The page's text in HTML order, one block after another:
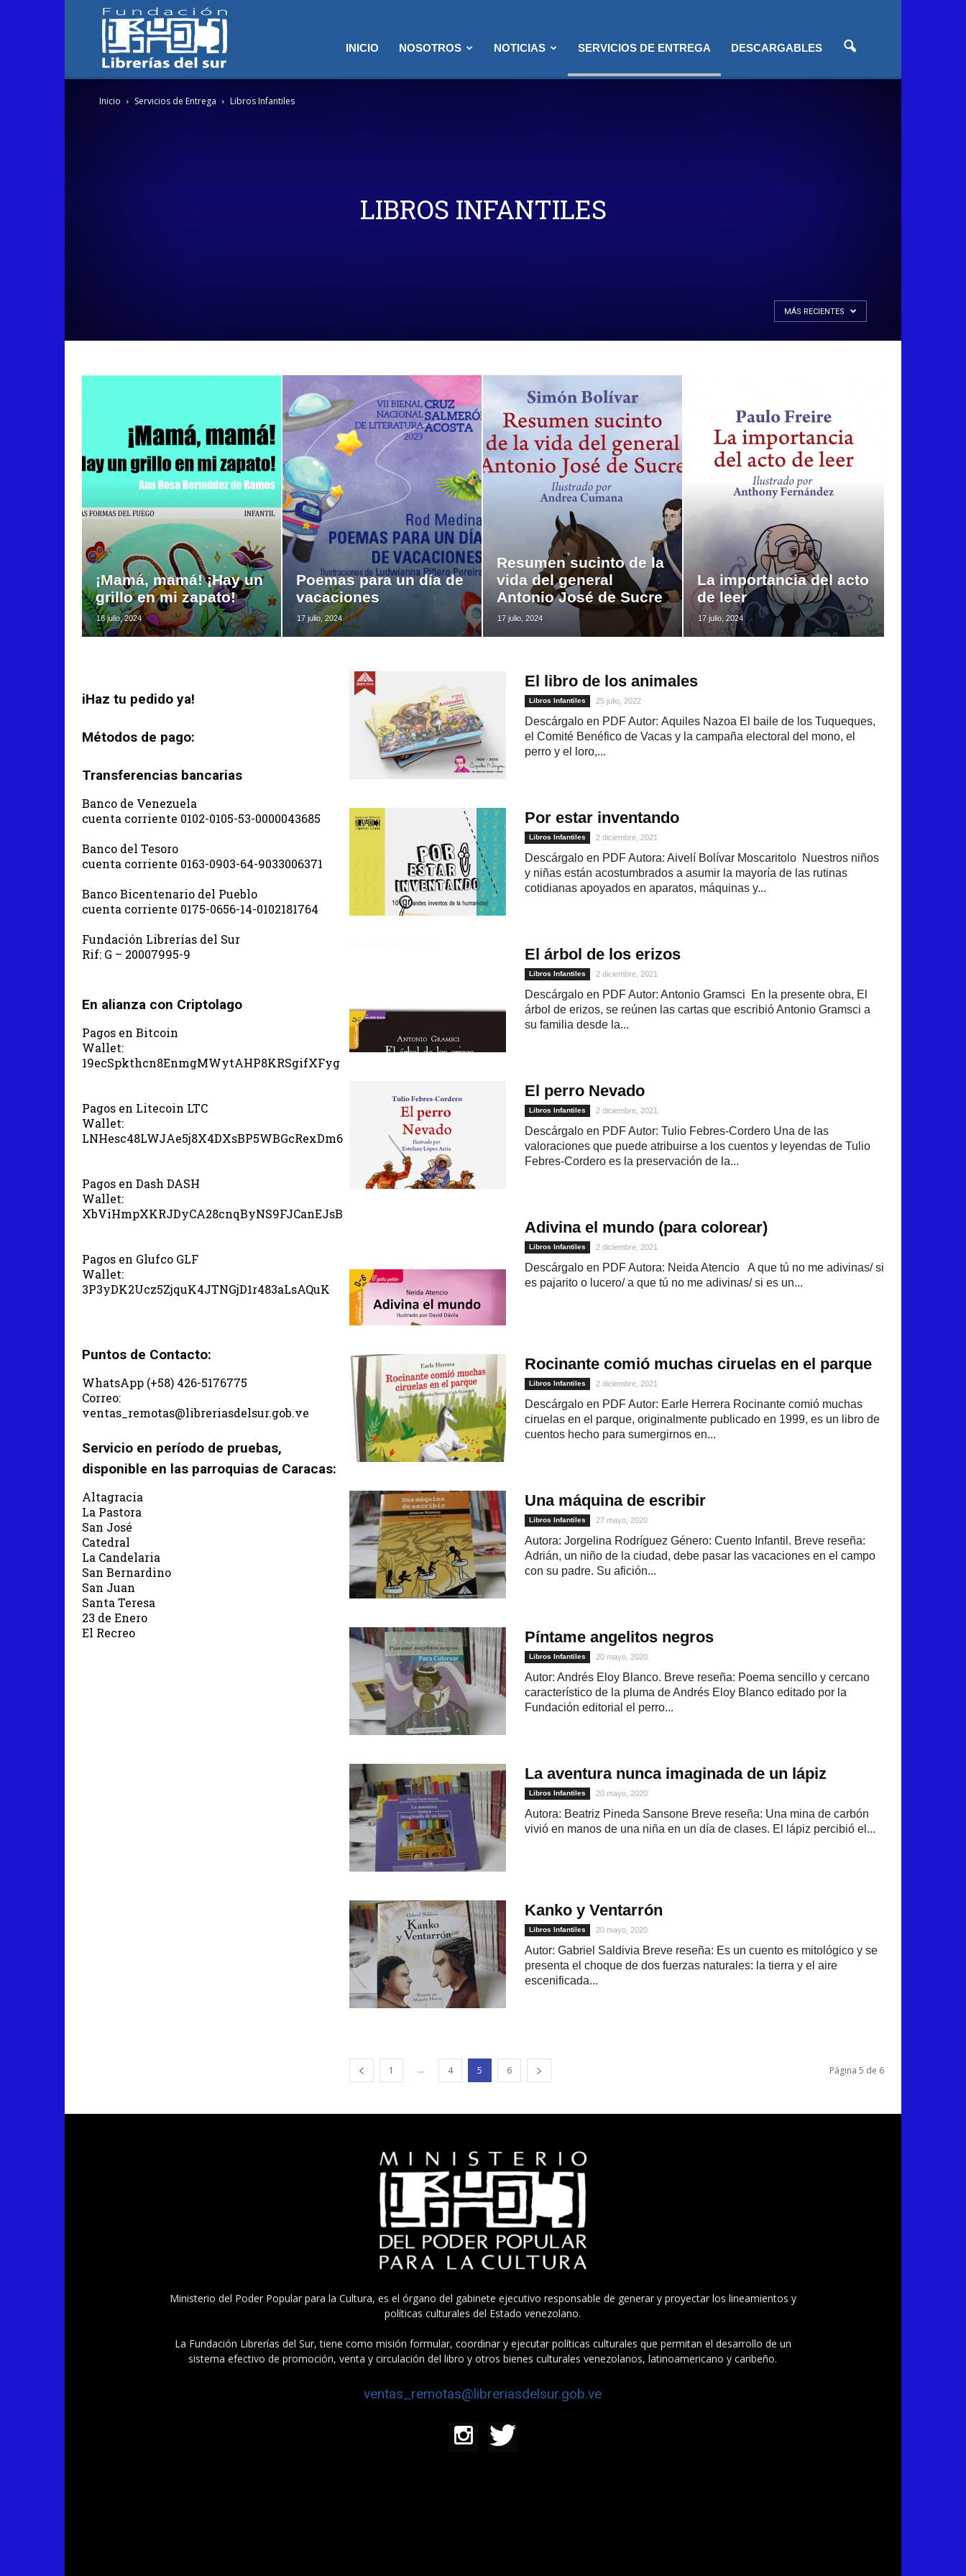
INICIO NOSOTROS NOTICIAS SERVICIOS DE ENTREGA DESCARGABLES
Inicio Servicios de Entrega Libros Infantiles
LIBROS INFANTILES
MÁS RECIENTES
¡Mamá, mamá! ¡Hay un
grillo en mi zapato!
18 julio, 2024
Poemas para un día de
vacaciones
17 julio, 2024
Resumen sucinto de la
vida del general
Antonio José de Sucre
17 julio, 2024
La importancia del acto
de leer
17 julio, 2024
El libro de los animales
Libros Infantiles 25 julio, 2022
Descárgalo en PDF Autor: Aquiles Nazoa El baile de los Tuqueques,
el Comité Benéfico de Vacas y la campaña electoral del mono, el
perro y el loro,...
Por estar inventando
Libros Infantiles 2 diciembre, 2021
Descárgalo en PDF Autora: Aivelí Bolívar Moscaritolo Nuestros niños
y niñas están acostumbrados a asumir la mayoría de las rutinas
cotidianas apoyados en aparatos, máquinas y...
El árbol de los erizos
Libros Infantiles 2 diciembre, 2021
Descárgalo en PDF Autor: Antonio Gramsci En la presente obra, El
árbol de erizos, se reúnen las cartas que escribió Antonio Gramsci a
su familia desde la...
El perro Nevado
Libros Infantiles 2 diciembre, 2021
Descárgalo en PDF Autor: Tulio Febres-Cordero Una de las
valoraciones que puede atribuirse a los cuentos y leyendas de Tulio
Febres-Cordero es la preservación de la...
Adivina el mundo (para colorear)
Libros Infantiles 2 diciembre, 2021
Descárgalo en PDF Autora: Neida Atencio A que tú no me adivinas/ si
es pajarito o lucero/ a que tú no me adivinas/ si es un...
Rocinante comió muchas ciruelas en el parque
Libros Infantiles 2 diciembre, 2021
Descárgalo en PDF Autor: Earle Herrera Rocinante comió muchas
ciruelas en el parque, originalmente publicado en 1999, es un libro de
cuentos hecho para sumergirnos en...
Una máquina de escribir
Libros Infantiles 27 mayo, 2020
Autora: Jorgelina Rodríguez Género: Cuento Infantil. Breve reseña:
Adrián, un niño de la ciudad, debe pasar las vacaciones en el campo
con su padre. Su afición...
Píntame angelitos negros
Libros Infantiles 20 mayo, 2020
Autor: Andrés Eloy Blanco. Breve reseña: Poema sencillo y cercano
característico de la pluma de Andrés Eloy Blanco editado por la
Fundación editorial el perro...
La aventura nunca imaginada de un lápiz
Libros Infantiles 20 mayo, 2020
Autora: Beatriz Pineda Sansone Breve reseña: Una mina de carbón
vivió en manos de una niña en un día de clases. El lápiz percibió el...
Kanko y Ventarrón
Libros Infantiles 20 mayo, 2020
Autor: Gabriel Saldivia Breve reseña: Es un cuento es mitológico y se
presenta el choque de dos fuerzas naturales: la tierra y el aire
escenificada...
1 ... 4 5 6 Página 5 de 6
iHaz tu pedido ya!
Métodos de pago:
Transferencias bancarias
Banco de Venezuela
cuenta corriente 0102-0105-53-0000043685
Banco del Tesoro
cuenta corriente 0163-0903-64-9033006371
Banco Bicentenario del Pueblo
cuenta corriente 0175-0656-14-0102181764
Fundación Librerías del Sur
Rif: G – 20007995-9
En alianza con Criptolago
Pagos en Bitcoin
Wallet:
19ecSpkthcn8EnmgMWytAHP8KRSgifXFyg
Pagos en Litecoin LTC
Wallet:
LNHesc48LWJAe5j8X4DXsBP5WBGcRexDm6
Pagos en Dash DASH
Wallet:
XbViHmpXKRJDyCA28cnqByNS9FJCanEJsB
Pagos en Glufco GLF
Wallet:
3P3yDK2Ucz5ZjquK4JTNGjD1r483aLsAQuK
Puntos de Contacto:
WhatsApp (+58) 426-5176775
Correo:
ventas_remotas@libreriasdelsur.gob.ve
Servicio en período de pruebas,
disponible en las parroquias de Caracas:
Altagracia
La Pastora
San José
Catedral
La Candelaria
San Bernardino
San Juan
Santa Teresa
23 de Enero
El Recreo
Ministerio del Poder Popular para la Cultura, es el órgano del gabinete ejecutivo responsable de generar y proyectar los lineamientos y
políticas culturales del Estado venezolano.
La Fundación Librerías del Sur, tiene como misión formular, coordinar y ejecutar políticas culturales que permitan el desarrollo de un
sistema efectivo de promoción, venta y circulación del libro y otros bienes culturales venezolanos, latinoamericano y caribeño.
ventas_remotas@libreriasdelsur.gob.ve